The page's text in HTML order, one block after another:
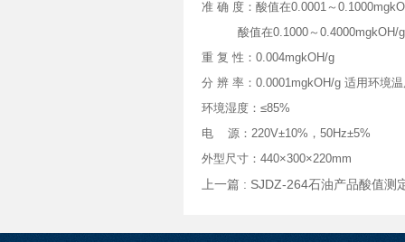
准 确 度：酸值在0.0001～
酸值在0.1000～0.4000mgkOH/g
重 复 性：0.004mgkOH/g
分 辨 率：0.0001mgkOH/g 适用环境
环境湿度：≤85%
电 源：220V±10%，50Hz±5%
外型尺寸：440×300×220mm
上一篇 : SJDZ-264石油产品酸值测